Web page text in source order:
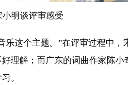
小明谈评审感受
这个主题。”在评审过程中，
理解；而广东的词曲作家陈
习。